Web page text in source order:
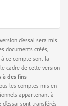
d’essai sera mis
documents créés,
ce compte sont la
cadre de cette version
à des fins
les comptes mis en
appartenant à
sont transférés